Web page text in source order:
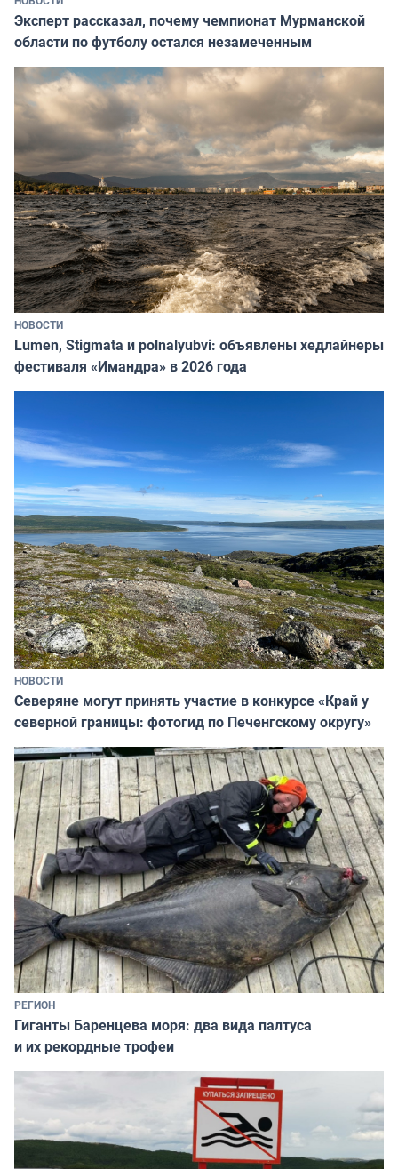
Эксперт рассказал, почему чемпионат Мурманской
области по футболу остался незамеченным
НОВОСТИ
Lumen, Stigmata и polnalyubvi: объявлены хедлайнеры
фестиваля «Имандра» в 2026 года
НОВОСТИ
Северяне могут принять участие в конкурсе «Край у
северной границы: фотогид по Печенгскому округу»
РЕГИОН
Гиганты Баренцева моря: два вида палтуса
и их рекордные трофеи